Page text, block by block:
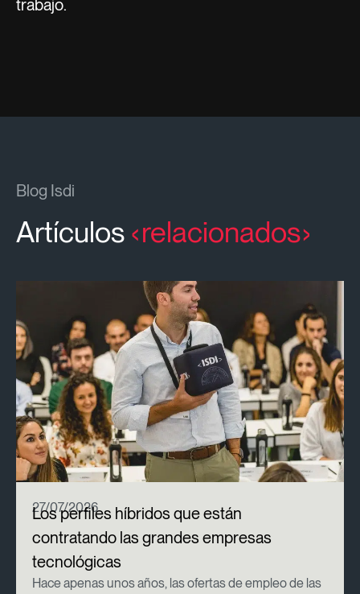
trabajo.
Blog Isdi
Artículos relacionados
27/07/2026
Los perfiles híbridos que están
contratando las grandes empresas
tecnológicas
Hace apenas unos años, las ofertas de empleo de las